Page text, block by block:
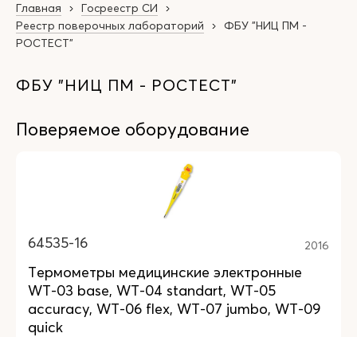
Главная
Госреестр СИ
Реестр поверочных лабораторий
ФБУ "НИЦ ПМ -
РОСТЕСТ"
ФБУ "НИЦ ПМ - РОСТЕСТ"
Поверяемое оборудование
64535-16 2016
Термометры медицинские электронные
WТ-03 base, WТ-04 standart, WТ-05
accuracy, WТ-06 flex, WТ-07 jumbo, WТ-09
quick